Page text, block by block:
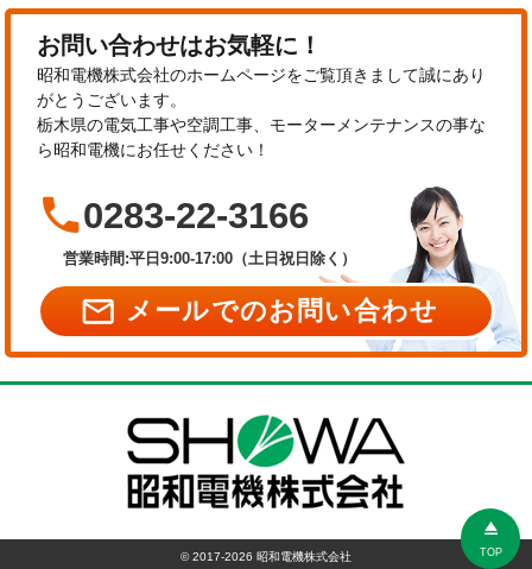
お問い合わせはお気軽に！
昭和電機株式会社のホームページをご覧頂きまして誠にあり
がとうございます。
栃木県の電気工事や空調工事、モーターメンテナンスの事な
ら昭和電機にお任せください！
0283-22-3166
営業時間:平日9:00-17:00（土日祝日除く）
 メールでのお問い合わせ
©2017-2026 昭和電機株式会社
eject
TOP